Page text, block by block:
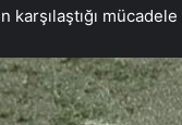
karşılaştığı